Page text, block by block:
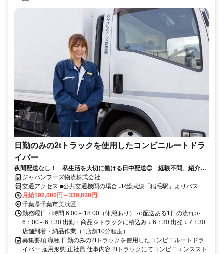
日勤のみの2tトラックを使用したコンビニルートドラ
イバー
夜間配送なし！ 私生活を大切に働ける日中配送◎ 経験不問、紹介制
度・入社祝い金など待遇充実
ジャパンフーズ物流株式会社
交通アクセス ■公共交通機関の場合 JR総武線「稲毛駅」よりバス乗
車、「団地東」バス停下車徒歩8分 JR京葉線「稲毛海岸駅」よりバス
乗車、「団地東」バス停下車徒歩8分 ■マイカー・バイク通勤の場合
千葉市稲毛区市街地（区役所）から車で8分 千葉市美浜区市街地（区
役所）から車で11分 千葉市中央区市街地（県庁）から車で14分 千葉
市花見川区市街地（区役所）から車で18分
月給192,000円～339,600円
千葉県千葉市美浜区
勤務曜日・時間 6:00～18:00（休憩あり） ≪配送ある1日の流れ≫
6：00～6：30 出勤・商品をトラックに積込み ↓ 6：30 出発 ↓ 7：30
店舗到着・納品作業（1店舗10分程度） ...
募集要項 職種 日勤のみの2tトラックを使用したコンビニルートドラ
イバー 雇用形態 正社員 仕事内容 2tトラックにてコンビニエンススト